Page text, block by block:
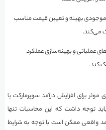
بهینه و تعیین قیمت مناسب
می‌کند.
عملیاتی و بهینه‌سازی عملکرد
کند.
برای افزایش درآمد سوپرمارکت یا
توجه داشت که این محاسبات تنها
واقعی ممکن است با توجه به شرایط